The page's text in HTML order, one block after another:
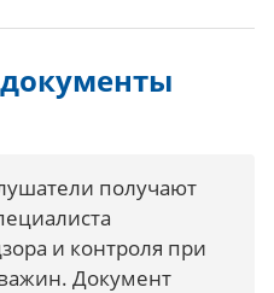
получают
и контроля при
Документ